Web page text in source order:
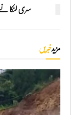
سری لنکا نے
مزیدخبریں